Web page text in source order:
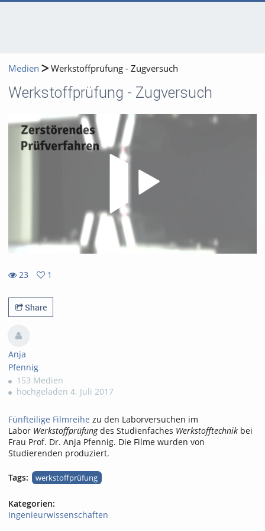
Medien Werkstoffprüfung - Zugversuch
Werkstoffprüfung - Zugversuch
23
views
1
favorites
Share
Anja
Pfennig
153 Medien
hochgeladen 4. Juli 2017
Fünfteilige Filmreihe zu den Laborversuchen im
Labor Werkstoffprüfungdes Studienfaches Werkstofftechnik bei
Frau Prof. Dr. Anja Pfennig. Die Filme wurden von
Studierenden produziert.
Tags: werkstoffprüfung
Kategorien:
Ingenieurwissenschaften